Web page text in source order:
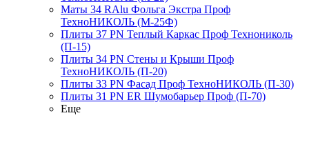
Маты 34 RAlu Фольга Экстра Проф
ТехноНИКОЛЬ (М-25Ф)
Плиты 37 PN Теплый Каркас Проф Технониколь
(П-15)
Плиты 34 PN Стены и Крыши Проф
ТехноНИКОЛЬ (П-20)
Плиты 33 PN Фасад Проф ТехноНИКОЛЬ (П-30)
Плиты 31 PN ER Шумобарьер Проф (П-70)
Еще